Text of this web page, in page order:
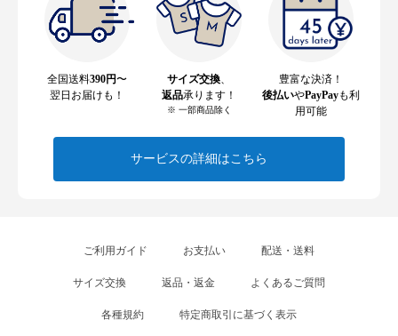
全国送料390円〜
翌日お届けも！
サイズ交換
返品承ります！
※ 一部商品除く
豊富な決済！
後払いやPayPayも利
用可能
サービスの詳細はこちら
ご利用ガイド お支払い 配送・送料
サイズ交換 返品・返金 よくあるご質問
各種規約 特定商取引に基づく表示